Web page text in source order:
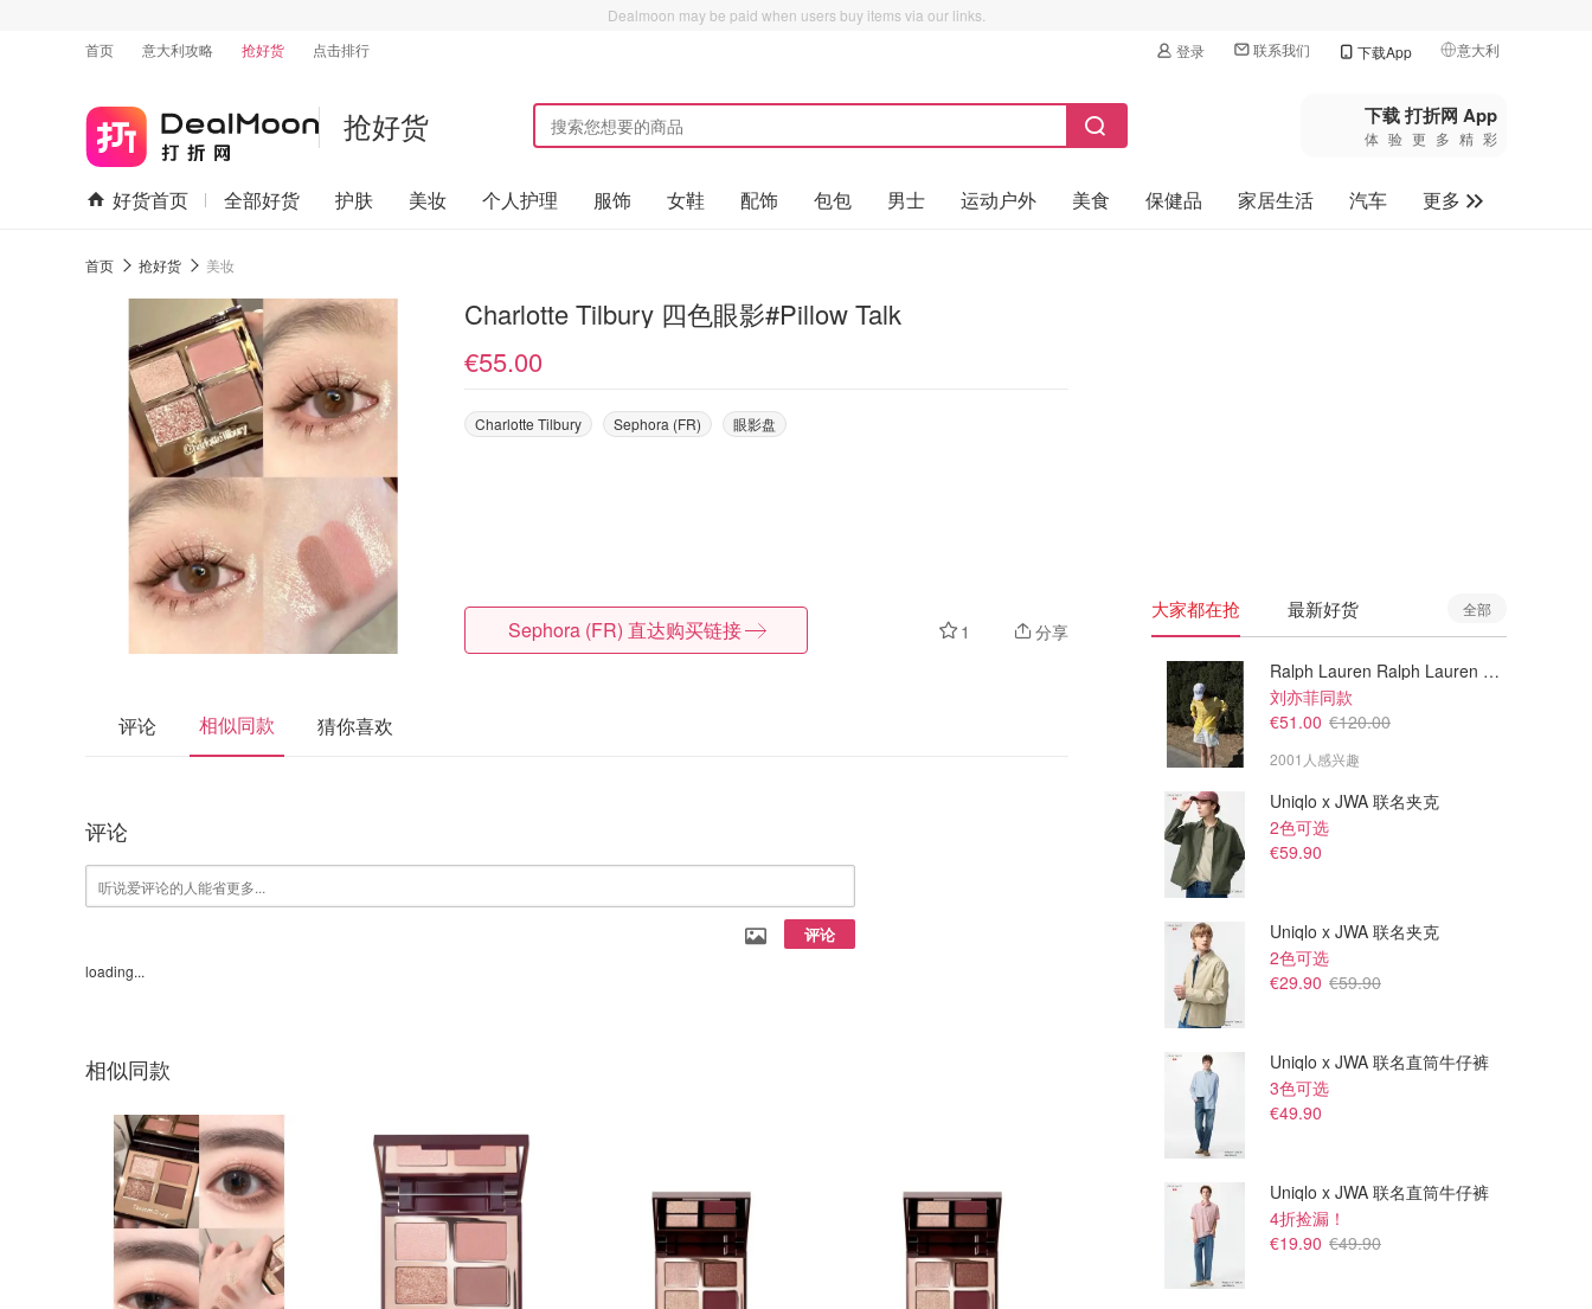
Dealmoon may be paid when users buy items via our links.
首页
意大利攻略 抢好货 点击排行 登录 联系我们 下载App 意大利
🇺🇸美国
🇨🇳中国
🇨🇦加拿大
抢好货 下载 打折网 App
体验更多精彩
好货首页 全部好货 护肤 美妆 个人护理 服饰 女鞋 配饰 包包 男士 运动户外 美食 保健品 家居生活 汽车
更多
首页 抢好货 美妆
Charlotte Tilbury 四色眼影#Pillow Talk
€55.00
Charlotte Tilbury Sephora (FR) 眼影盘
1 分享
Sephora (FR) 直达购买链接
评论 相似同款 猜你喜欢
评论
评论
loading...
相似同款
大家都在抢 最新好货 全部
Ralph Lauren Ralph Lauren 男童亚麻衬衫
刘亦菲同款
€51.00 €120.00
2001人感兴趣
Uniqlo x JWA 联名夹克
2色可选
€59.90
Uniqlo x JWA 联名夹克
2色可选
€29.90 €59.90
Uniqlo x JWA 联名直筒牛仔裤
3色可选
€49.90
Uniqlo x JWA 联名直筒牛仔裤
4折捡漏！
€19.90 €49.90